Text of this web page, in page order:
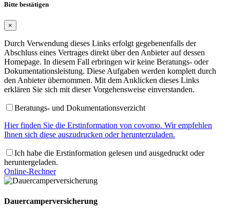
Bitte bestätigen
×
Durch Verwendung dieses Links erfolgt gegebenenfalls der
Abschluss eines Vertrages direkt über den Anbieter auf dessen
Homepage. In diesem Fall erbringen wir keine Beratungs- oder
Dokumentationsleistung. Diese Aufgaben werden komplett durch
den Anbieter übernommen. Mit dem Anklicken dieses Links
erklären Sie sich mit dieser Vorgehensweise einverstanden.
Beratungs- und Dokumentationsverzicht
Hier finden Sie die Erstinformation von covomo. Wir empfehlen
Ihnen sich diese auszudrucken oder herunterzuladen.
Ich habe die Erstinformation gelesen und ausgedruckt oder
heruntergeladen.
Online-Rechner
Dauercamperversicherung